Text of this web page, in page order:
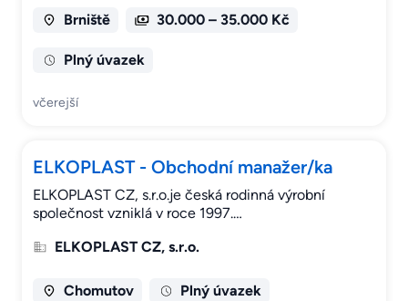
Brniště 30.000 – 35.000 Kč
Plný úvazek
včerejší
ELKOPLAST - Obchodní manažer/ka
ELKOPLAST CZ, s.r.o.je česká rodinná výrobní
společnost vzniklá v roce 1997.…
ELKOPLAST CZ, s.r.o.
Chomutov Plný úvazek